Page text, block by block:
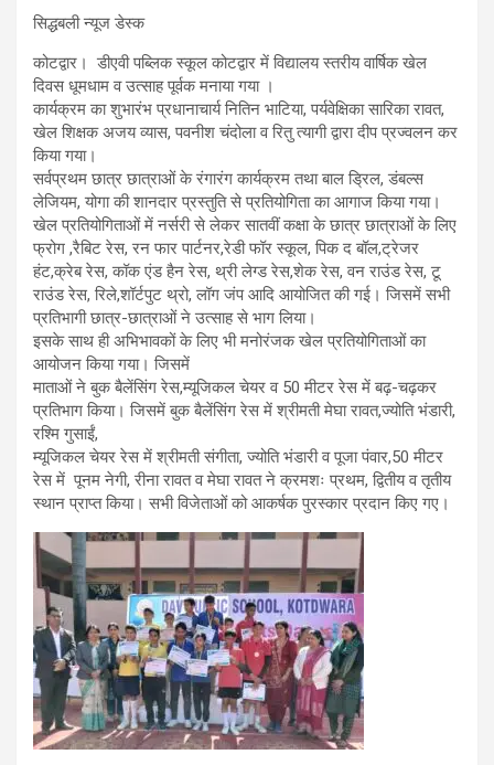
सिद्धबली न्यूज डेस्क
कोटद्वार। डीएवी पब्लिक स्कूल कोटद्वार में विद्यालय स्तरीय वार्षिक खेल
दिवस धूमधाम व उत्साह पूर्वक मनाया गया ।
कार्यक्रम का शुभारंभ प्रधानाचार्य नितिन भाटिया, पर्यवेक्षिका सारिका रावत,
खेल शिक्षक अजय व्यास, पवनीश चंदोला व रितु त्यागी द्वारा दीप प्रज्वलन कर
किया गया।
सर्वप्रथम छात्र छात्राओं के रंगारंग कार्यक्रम तथा बाल ड्रिल, डंबल्स
लेजियम, योगा की शानदार प्रस्तुति से प्रतियोगिता का आगाज किया गया।
खेल प्रतियोगिताओं में नर्सरी से लेकर सातवीं कक्षा के छात्र छात्राओं के लिए
फ्रोग ,रैबिट रेस, रन फार पार्टनर,रेडी फॉर स्कूल, पिक द बॉल,ट्रेजर
हंट,क्रेब रेस, कॉक एंड हैन रेस, थ्री लेग्ड रेस,शेक रेस, वन राउंड रेस, टू
राउंड रेस, रिले,शॉर्टपुट थ्रो, लॉग जंप आदि आयोजित की गई। जिसमें सभी
प्रतिभागी छात्र-छात्राओं ने उत्साह से भाग लिया।
इसके साथ ही अभिभावकों के लिए भी मनोरंजक खेल प्रतियोगिताओं का
आयोजन किया गया। जिसमें
माताओं ने बुक बैलेंसिंग रेस,म्यूजिकल चेयर व 50 मीटर रेस में बढ़-चढ़कर
प्रतिभाग किया। जिसमें बुक बैलेंसिंग रेस में श्रीमती मेघा रावत,ज्योति भंडारी,
रश्मि गुसाईं,
म्यूजिकल चेयर रेस में श्रीमती संगीता, ज्योति भंडारी व पूजा पंवार,50 मीटर
रेस में पूनम नेगी, रीना रावत व मेघा रावत ने क्रमशः प्रथम, द्वितीय व तृतीय
स्थान प्राप्त किया। सभी विजेताओं को आकर्षक पुरस्कार प्रदान किए गए।